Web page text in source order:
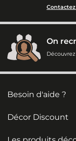
On
Besoin d'aide ?
Décor Discount